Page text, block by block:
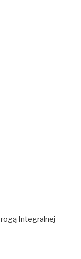
Integralnej